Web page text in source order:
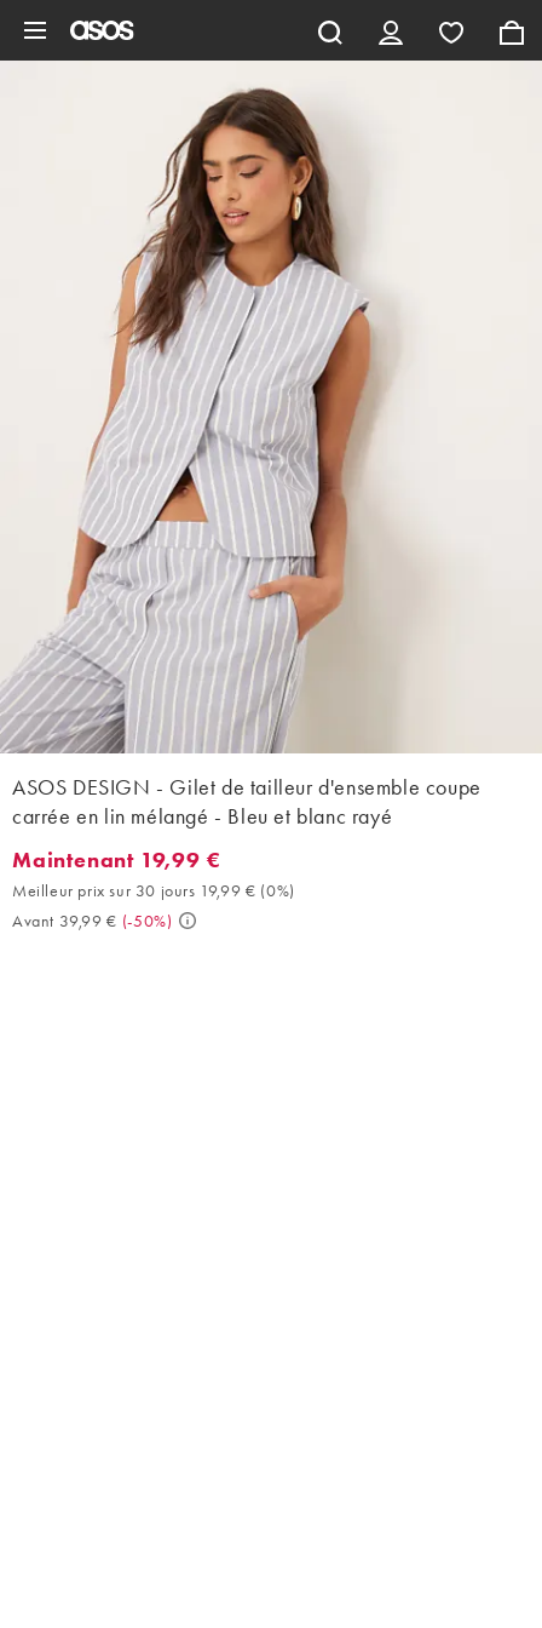
ASOS DESIGN - Gilet de tailleur d'ensemble coupe
carrée en lin mélangé - Bleu et blanc rayé
Maintenant 19,99 €. Meilleur prix sur 30 jours 19,99 € (0%).
Maintenant 19,99 €
Meilleur prix sur 30 jours 19,99 € (0%)
Avant 39,99 € (-50%)